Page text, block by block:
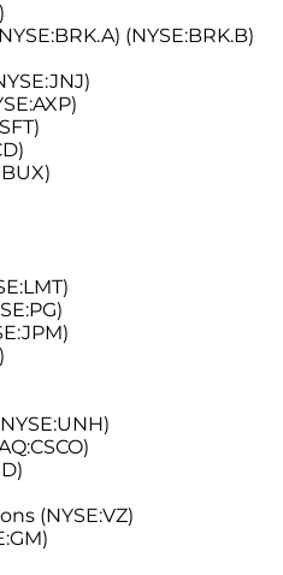
(NYSE:BRK.B)
(NYSE:VZ)